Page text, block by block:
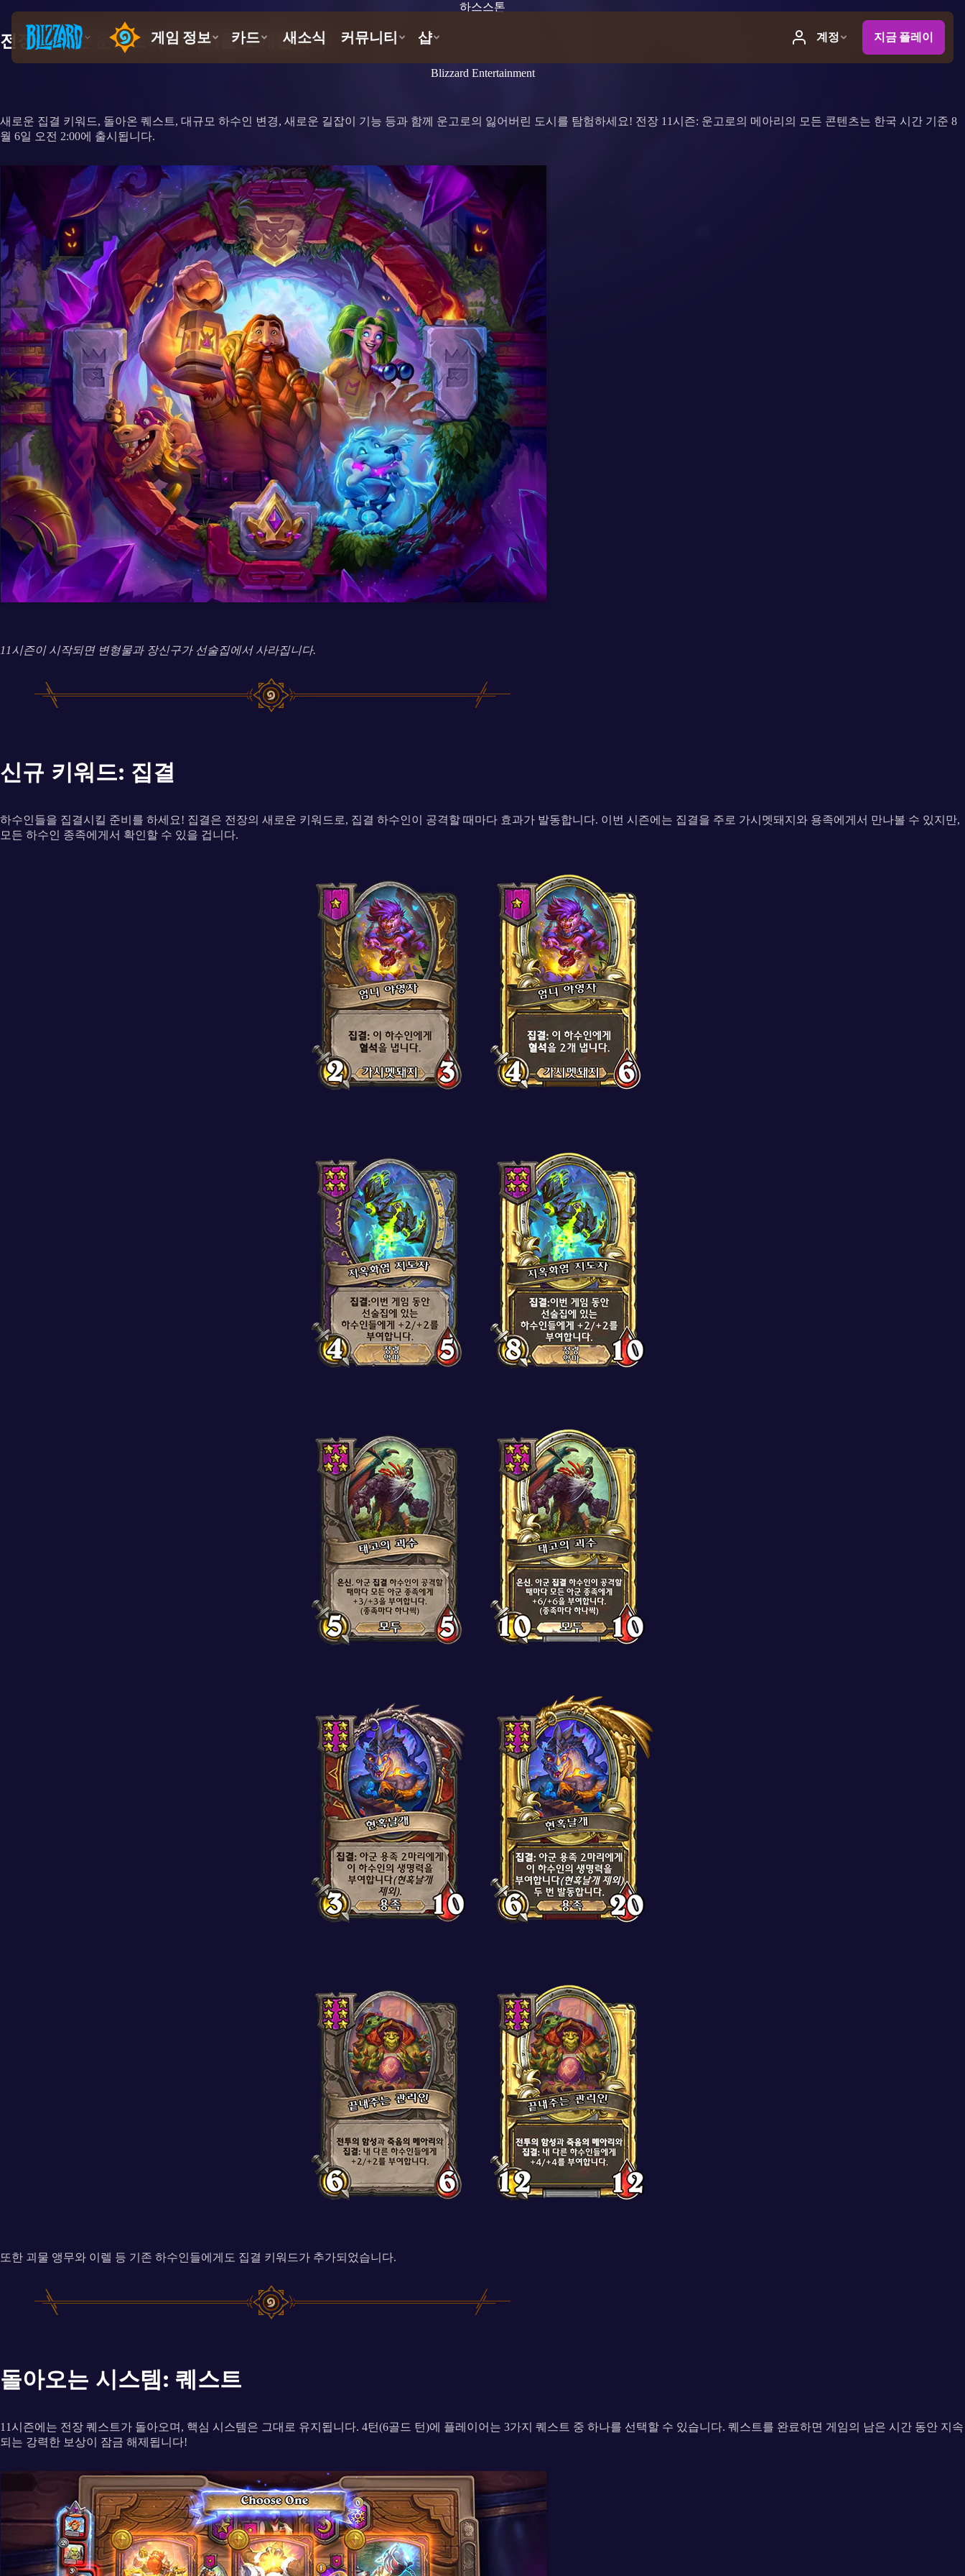
하스스톤
전장 11시즌 운고로의 메아리를 소개합니다!
Blizzard Entertainment
새로운 집결 키워드, 돌아온 퀘스트, 대규모 하수인 변경, 새로운 길잡이 기능 등과 함께 운고로의 잃어버린 도시를 탐험하세요! 전장 11시즌: 운고로의 메아리의 모든 콘텐츠는 한국 시간 기준 8
월 6일 오전 2:00에 출시됩니다.
11시즌이 시작되면 변형물과 장신구가 선술집에서 사라집니다.
신규 키워드: 집결
하수인들을 집결시킬 준비를 하세요! 집결은 전장의 새로운 키워드로, 집결 하수인이 공격할 때마다 효과가 발동합니다. 이번 시즌에는 집결을 주로 가시멧돼지와 용족에게서 만나볼 수 있지만,
모든 하수인 종족에게서 확인할 수 있을 겁니다.
또한 괴물 앵무와 이렐 등 기존 하수인들에게도 집결 키워드가 추가되었습니다.
돌아오는 시스템: 퀘스트
11시즌에는 전장 퀘스트가 돌아오며, 핵심 시스템은 그대로 유지됩니다. 4턴(6골드 턴)에 플레이어는 3가지 퀘스트 중 하나를 선택할 수 있습니다. 퀘스트를 완료하면 게임의 남은 시간 동안 지속
되는 강력한 보상이 잠금 해제됩니다!